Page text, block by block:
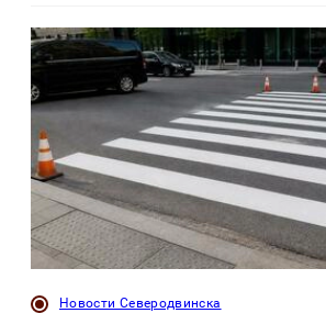
Новости Северодвинска